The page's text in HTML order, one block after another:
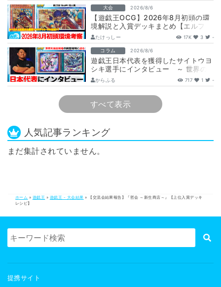
大会 2026/8/6
【遊戯王OCG】2026年8月初頭の環
境解説と入賞デッキまとめ【エルフェ
ンノーツ/トゥーン/キラーチューン/
ウ…
たけっしー 17K 3 -
コラム 2026/8/6
遊戯王日本代表を獲得したサイトウヨ
シキ選手にインタビュー ～ 世界の
舞台へ挑む、サイトウ選手の軌跡と決
意 ～
からふる 717 1 -
すべて表示
人気記事ランキング
まだ集計されていません。
ホーム » 遊戯王 » 遊戯王 - 大会結果 »
【交流会結果報告】『哲会 ～新生商店～』【上位入賞デッキ
レシピ】
提携サイト